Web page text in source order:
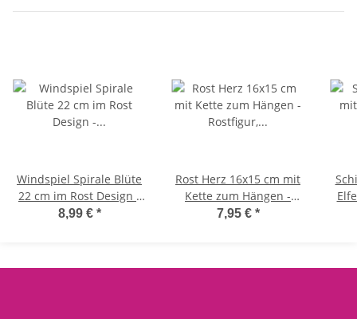
Windspiel Spirale Blüte
22 cm im Rost Design -
Garten Deko, Rostdeko,
8,99 € *
Rost Herz 16x15 cm mit
Kette zum Hängen -
Rostfigur, Gartendeko,
7,95 € *